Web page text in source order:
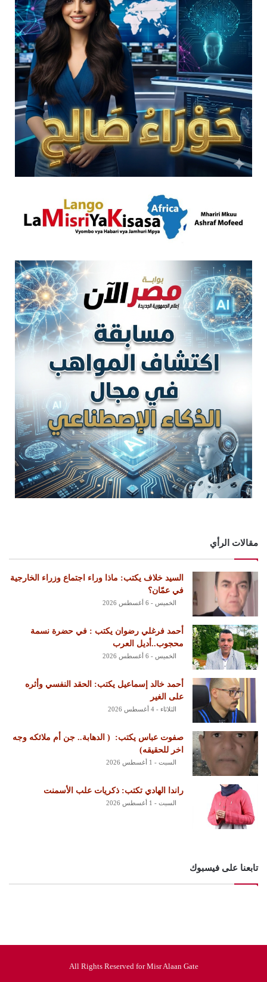
مقالات الرأي
السيد خلاف يكتب: ماذا وراء اجتماع وزراء الخارجية
في عمّان؟
الخميس - 6 أغسطس 2026
أحمد فرغلي رضوان يكتب : في حضرة نسمة
محجوب..أديل العرب
الخميس - 6 أغسطس 2026
أحمد خالد إسماعيل يكتب: الحقد النفسي وأثره
على الغير
الثلاثاء - 4 أغسطس 2026
‏صفوت عباس يكتب: ‏ ‏( الدهابة.. جن أم ملائكه وجه
اخر للحقيقه)
السبت - 1 أغسطس 2026
راندا الهادي تكتب: ذكريات علب الأسمنت
السبت - 1 أغسطس 2026
تابعنا على فيسبوك
All Rights Reserved for Misr Alaan Gate